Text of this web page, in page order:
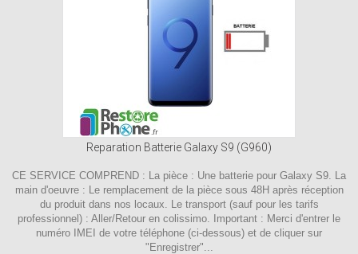
Reparation Batterie Galaxy S9 (G960)
CE SERVICE COMPREND : La pièce : Une batterie pour Galaxy S9. La
main d'oeuvre : Le remplacement de la pièce sous 48H après réception
du produit dans nos locaux. Le transport (sauf pour les tarifs
professionnel) : Aller/Retour en colissimo. Important : Merci d'entrer le
numéro IMEI de votre téléphone (ci-dessous) et de cliquer sur
"Enregistrer"...